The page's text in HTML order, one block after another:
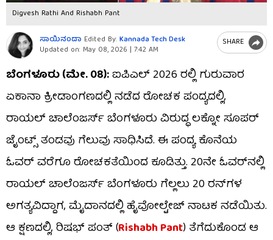
Digvesh Rathi And Rishabh Pant
ಸಾಯಿನಂದಾ Edited By: Kannada Tech Desk
Updated on: May 08, 2026 | 7:42 AM
SHARE
ಬೆಂಗಳೂರು (ಮೇ. 08):ಐಪಿಎಲ್ 2026 ರಲ್ಲಿ ಗುರುವಾರ
ಏಕಾನಾ ಕ್ರೀಡಾಂಗಣದಲ್ಲಿ ನಡೆದ ರೋಚಕ ಪಂದ್ಯದಲ್ಲಿ,
ರಾಯಲ್ ಚಾಲೆಂಜರ್ಸ್ ಬೆಂಗಳೂರು ವಿರುದ್ಧ ಲಕ್ನೋ ಸೂಪರ್
ಜೈಂಟ್ಸ್ ತಂಡವು ಗೆಲುವು ಸಾಧಿಸಿದೆ. ಈ ಪಂದ್ಯ ಕೊನೆಯ
ಓವರ್ ವರೆಗೂ ರೋಚಕತೆಯಿಂದ ಕೂಡಿತ್ತು. 20ನೇ ಓವರ್‌ನಲ್ಲಿ
ರಾಯಲ್ ಚಾಲೆಂಜರ್ಸ್ ಬೆಂಗಳೂರು ಗೆಲ್ಲಲು 20 ರನ್‌ಗಳ
ಅಗತ್ಯವಿದ್ದಾಗ, ಮೈದಾನದಲ್ಲಿ ಹೈವೋಲ್ಟೇಜ್ ನಾಟಕ ನಡೆಯಿತು.
ಆ ಕ್ಷಣದಲ್ಲಿ, ರಿಷಭ್ ಪಂತ್ (Rishabh Pant) ತೆಗೆದುಕೊಂಡ ಆ